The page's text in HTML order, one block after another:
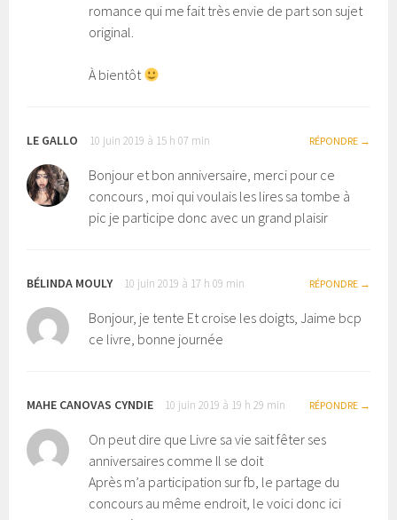
romance qui me fait très envie de part son sujet
original.
À bientôt
LE GALLO 10 juin 2019 à 15 h 07 min RÉPONDRE
Bonjour et bon anniversaire, merci pour ce
concours , moi qui voulais les lires sa tombe à
pic je participe donc avec un grand plaisir
BÉLINDA MOULY 10 juin 2019 à 17 h 09 min RÉPONDRE
Bonjour, je tente Et croise les doigts, Jaime bcp
ce livre, bonne journée
MAHE CANOVAS CYNDIE 10 juin 2019 à 19 h 29 min RÉPONDRE
On peut dire que Livre sa vie sait fêter ses
anniversaires comme Il se doit
Après m’a participation sur fb, le partage du
concours au même endroit, le voici donc ici